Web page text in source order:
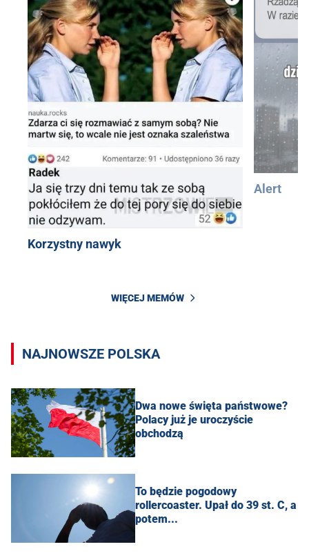
Korzystny nawyk
Alert
WIĘCEJ MEMÓW
NAJNOWSZE POLSKA
Dwa nowe święta państwowe?
Polacy już je uroczyście
obchodzą
To będzie pogodowy
rollercoaster. Upał do 39 st. C, a
potem...